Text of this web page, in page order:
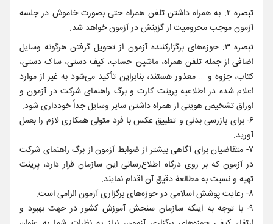
تبصره ۲: به همراه داشتن تلفن همراه حتی بصورت خاموش در جلسه
آزمون موجب محرومیت از گزینش در آزمون خواهد شد.
تبصره ۳: حوزه‌های برگزارکننده آزمون از تحویل گرفتن هرگونه وسایل
اضافی از جمله تلفن همراه، ماشین حساب، کیف دستی، ساک دستی،
کتاب، جزوه و … معذور هستند، بنابراین تأکید می‌شود به غیر از موارد
اعلام شده در اطلاعیه پرینت کارت و برگ راهنمای شرکت در آزمون و
اوراق تشخیص هویتی از همراه داشتن سایر وسایل جداً خودداری شود.
۶- برای بازرسی بدنی و تطبیق عکس با فرد متولی همکاری لازم را بعمل
آورید.
۷- متقاضیان برای آگاهی بیشتر از ضوابط آزمون از برگ راهنمای شرکت
در آزمون که بر روی درگاه اطلاع‌رسانی این سازمان قرار دارد، پرینت
تهیه و نسبت به مطالعۀ دقیق آن اقدام نمایند.
۸- رعایت پوشش اسلامی در حوزه‌های برگزاری آزمون الزامی است.
۹- با توجه به اینکه سازمان سنجش آموزش کشور در جهت بهبود و